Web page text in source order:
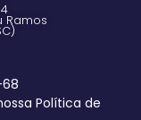
Ramos
68
Política de